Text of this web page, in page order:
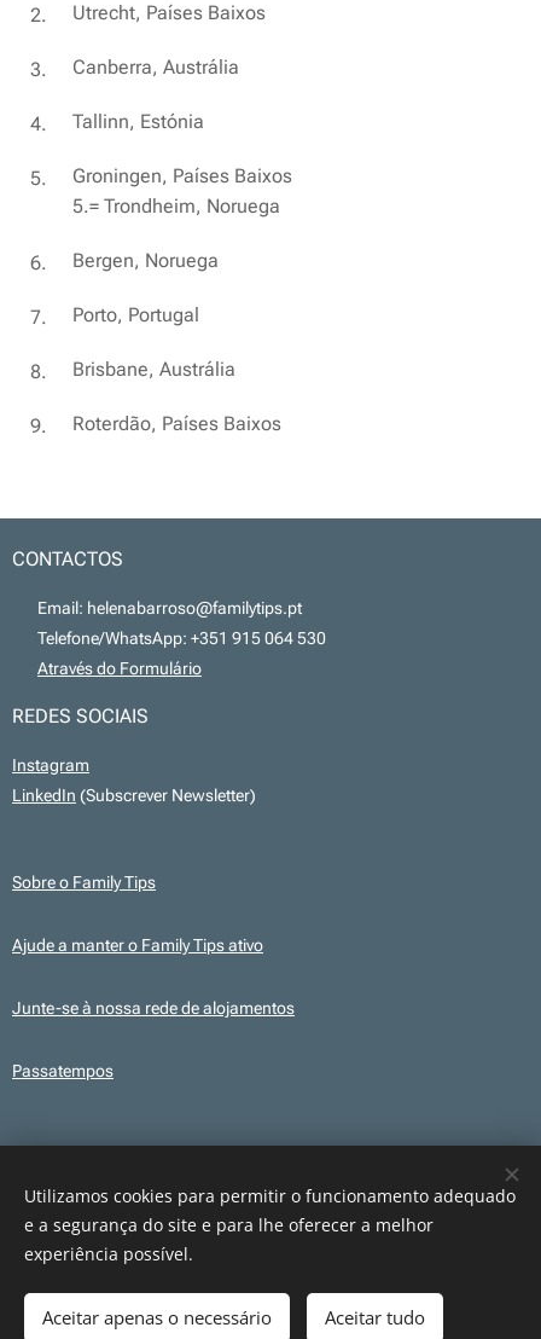
Utrecht, Países Baixos
Canberra, Austrália
Tallinn, Estónia
Groningen, Países Baixos
5.= Trondheim, Noruega
Bergen, Noruega
Porto, Portugal
Brisbane, Austrália
Roterdão, Países Baixos
CONTACTOS
📧 Email: helenabarroso@familytips.pt
📞 Telefone/WhatsApp: +351 915 064 530
Através do Formulário
REDES SOCIAIS
Instagram
LinkedIn (Subscrever Newsletter)
Sobre o Family Tips
Ajude a manter o Family Tips ativo
Junte-se à nossa rede de alojamentos
Passatempos
Este site utiliza, em alguns conteúdos, ilustrações e elementos gráficos
criados com recurso a IA para fins ilustrativos. Os conteúdos publicados são
revistos e verificados antes da sua publicação.
Utilizamos cookies para permitir o funcionamento adequado
e a segurança do site e para lhe oferecer a melhor
experiência possível.
Aceitar apenas o necessário Aceitar tudo